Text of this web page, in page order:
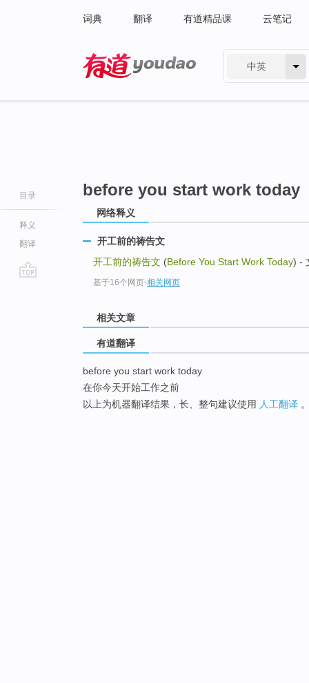
词典 翻译 有道精品课 云笔记
中英
目录
释义
翻译
before you start work today
网络释义
开工前的祷告文
开工前的祷告文 (Before You Start Work Today) -
基于16个网页-相关网页
相关文章
有道翻译
before you start work today
在你今天开始工作之前
以上为机器翻译结果，长、整句建议使用 人工翻译